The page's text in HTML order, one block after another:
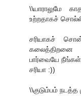
\\யாராலுமே
உற்றதாகச்
சரியாகச்
கலைத்திறனை
பார்வையே
சரியா :))
\\குடும்பம் நடத்த